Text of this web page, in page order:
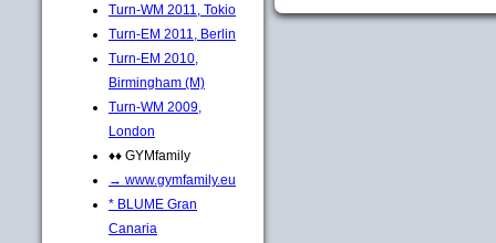
Turn-WM 2011, Tokio
Turn-EM 2011, Berlin
Turn-EM 2010,
Birmingham (M)
Turn-WM 2009,
London
♦♦ GYMfamily
→ www.gymfamily.eu
* BLUME Gran
Canaria